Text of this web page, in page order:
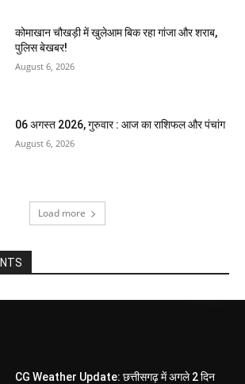
कोमाखान चौखड़ी में खुलेआम बिक रहा गांजा और शराब,
पुलिस बेखबर!
August 6, 2026
06 अगस्त 2026, गुरुवार : आज का राशिफल और पंचांग
August 6, 2026
Load more
CG Weather Update: छत्तीसगढ़ में अगले 2 दिन